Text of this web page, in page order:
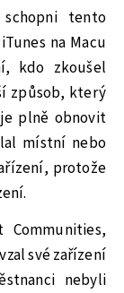
tento
na Macu
kdo zkoušel
způsob, který
plně obnovit
místní nebo
protože
své zařízení
nebyli